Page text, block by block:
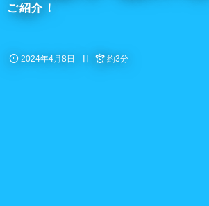
ご紹介！
2024年4月8日 約3分